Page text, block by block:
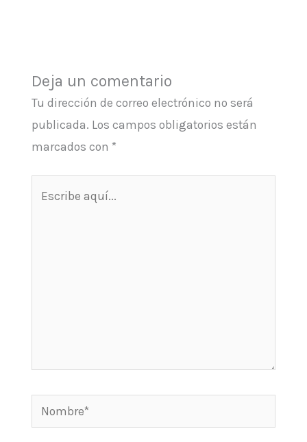
Deja un comentario
Tu dirección de correo electrónico no será
publicada. Los campos obligatorios están
marcados con *
Nombre*